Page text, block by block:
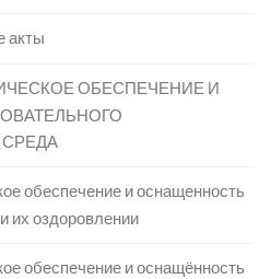
акты
ОБЕСПЕЧЕНИЕ И
обеспечение и оснащенность
их оздоровлении
обеспечение и оснащённость